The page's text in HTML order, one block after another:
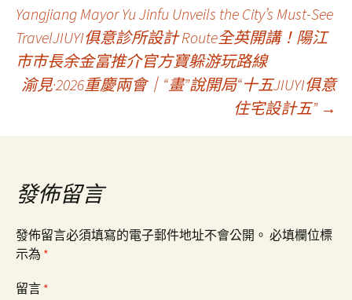
章
導
覽
Yangjiang Mayor Yu Jinfu Unveils the City’s Must-See
TravelJIUYI俱意診所設計 Route全英開講！陽江
市市長余金富推介官方寶躲游玩路線
渝見·2026重慶兩會｜“畫”說開局“十五JIUYI俱意
住宅設計五” →
發佈留言
發佈留言必須填寫的電子郵件地址不會公開。 必填欄位標
示為 *
留言 *